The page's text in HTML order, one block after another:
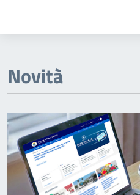
Novità